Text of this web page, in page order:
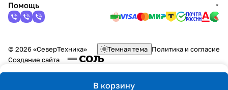
В корзину
Помощь
© 2026 «СеверТехника» Темная тема Политика и согласие
Создание сайта